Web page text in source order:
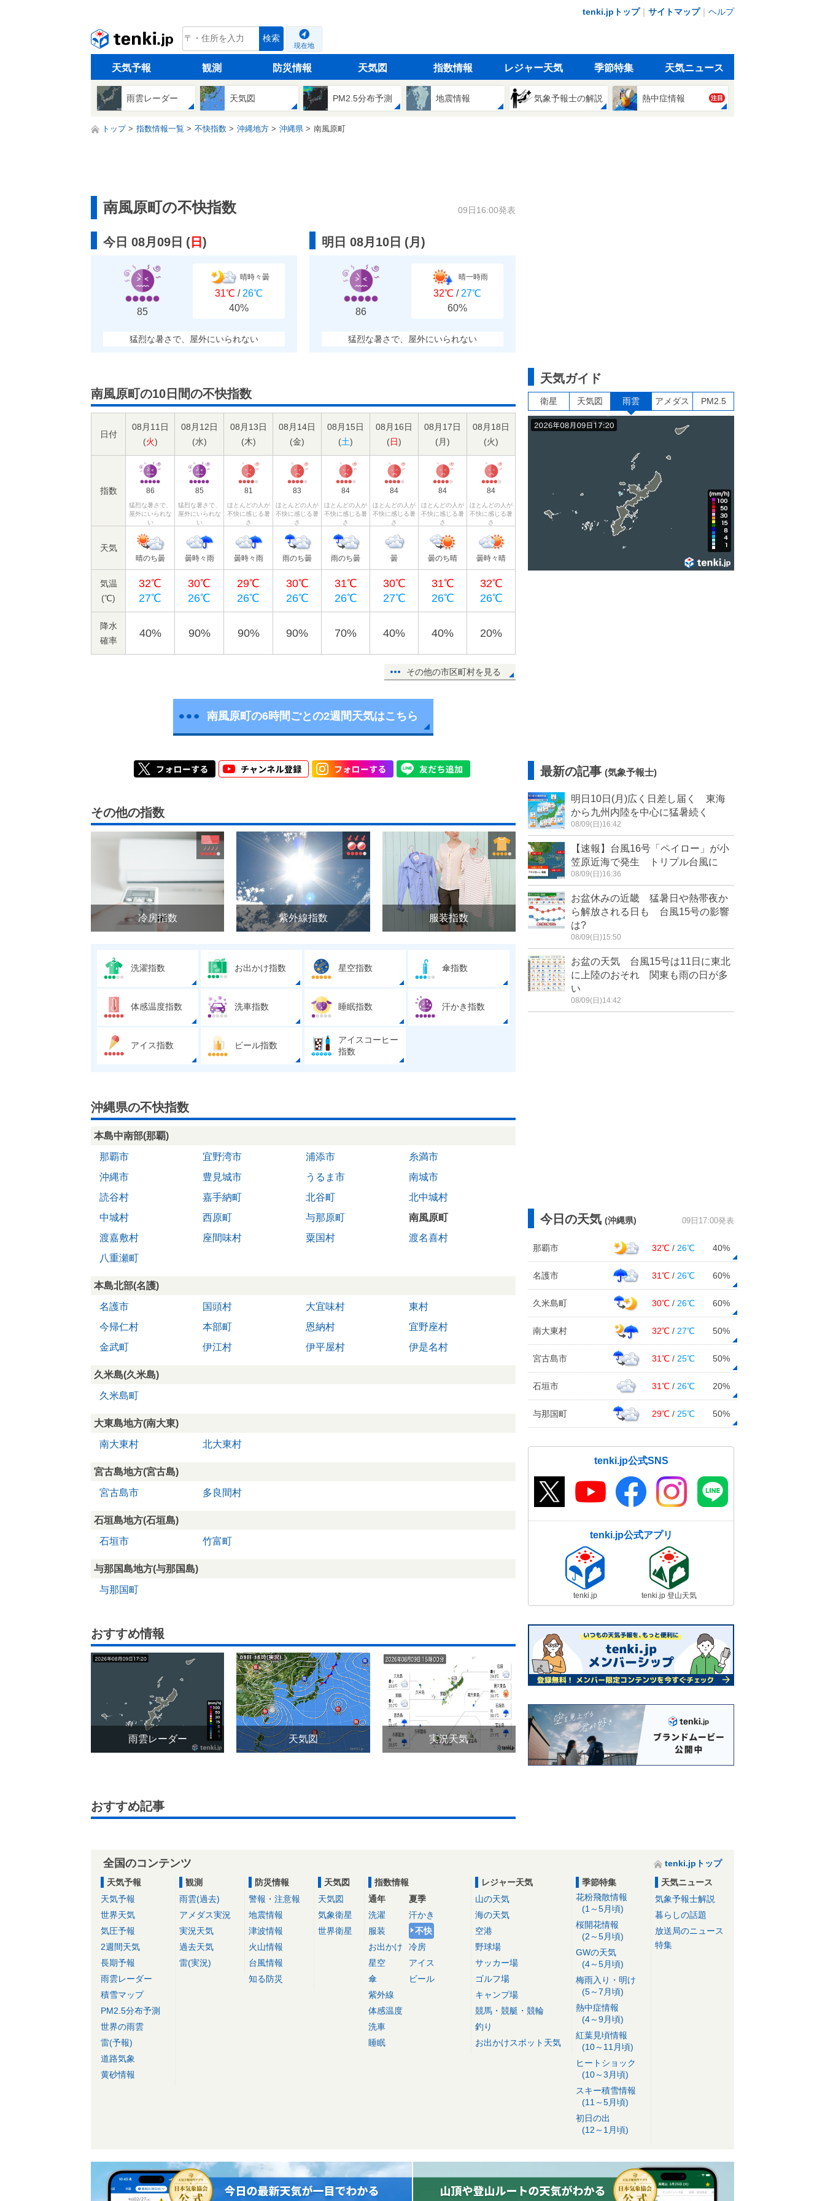
tenki.jpトップ｜ サイトマップ｜ ヘルプ
tenki.jp 検索
現在地
天気予報 観測 防災情報 天気図 指数情報 レジャー天気 季節特集 天気ニュース
雨雲レーダー 天気図 PM2.5分布予測 地震情報 気象予報士の解説 熱中症情報 注目
トップ 指数情報一覧 不快指数 沖縄地方 沖縄県 南風原町
南風原町の不快指数 09日16:00発表
今日 08月09日 ( 日 )
85
晴時々曇
31℃ / 26℃
40%
猛烈な暑さで、屋外にいられない
明日 08月10日 (月 )
86
晴一時雨
32℃ / 27℃
60%
猛烈な暑さで、屋外にいられない
南風原町の10日間の不快指数
日付
08月11日
(火)
08月12日
(水)
08月13日
(木)
08月14日
(金)
08月15日
(土)
08月16日
(日)
08月17日
(月)
08月18日
(火)
指数 86
猛烈な暑さで、
屋外にいられな
い
85
猛烈な暑さで、
屋外にいられな
い
81
ほとんどの人が
不快に感じる暑
さ
83
ほとんどの人が
不快に感じる暑
さ
84
ほとんどの人が
不快に感じる暑
さ
84
ほとんどの人が
不快に感じる暑
さ
84
ほとんどの人が
不快に感じる暑
さ
84
ほとんどの人が
不快に感じる暑
さ
天気
晴のち曇 曇時々雨 曇時々雨 雨のち曇 雨のち曇 曇 曇のち晴 曇時々晴
気温
(℃)
32℃
27℃
30℃
26℃
29℃
26℃
30℃
26℃
31℃
26℃
30℃
27℃
31℃
26℃
32℃
26℃
降水
確率
40% 90% 90% 90% 70% 40% 40% 20%
その他の市区町村を見る
南風原町の6時間ごとの2週間天気はこちら
その他の指数
冷房指数 紫外線指数 服装指数
洗濯指数 お出かけ指数 星空指数 傘指数
体感温度指数 洗車指数 睡眠指数 汗かき指数
アイス指数 ビール指数
アイスコーヒー
指数
沖縄県の不快指数
本島中南部(那覇)
那覇市
宜野湾市 浦添市
糸満市
沖縄市
豊見城市 うるま市
南城市
読谷村
嘉手納町 北谷町
北中城村
中城村
西原町 与那原町
南風原町
渡嘉敷村
座間味村 粟国村
渡名喜村
八重瀬町
本島北部(名護)
名護市
国頭村 大宜味村
東村
今帰仁村
本部町 恩納村
宜野座村
金武町
伊江村 伊平屋村 伊是名村
久米島(久米島)
久米島町
大東島地方(南大東)
南大東村
北大東村
宮古島地方(宮古島)
宮古島市
多良間村
石垣島地方(石垣島)
石垣市
竹富町
与那国島地方(与那国島)
与那国町
おすすめ情報
雨雲レーダー 天気図 実況天気
おすすめ記事
天気ガイド
衛星 天気図 雨雲 アメダス PM2.5
最新の記事 (気象予報士)
明日10日(月)広く日差し届く 東海
から九州内陸を中心に猛暑続く
08/09(日)16:42
【速報】台風16号「ペイロー」が小
笠原近海で発生 トリプル台風に
08/09(日)16:36
お盆休みの近畿 猛暑日や熱帯夜か
ら解放される日も 台風15号の影響
は?
08/09(日)15:50
お盆の天気 台風15号は11日に東北
に上陸のおそれ 関東も雨の日が多
い
08/09(日)14:42
今日の天気 (沖縄県) 09日17:00発表
那覇市 32℃ / 26℃ 40%
名護市 31℃ / 26℃ 60%
久米島町 30℃ / 26℃ 60%
南大東村 32℃ / 27℃ 50%
宮古島市 31℃ / 25℃ 50%
石垣市 31℃ / 26℃ 20%
与那国町 29℃ / 25℃ 50%
tenki.jp公式SNS
tenki.jp公式アプリ
tenki.jp tenki.jp 登山天気
全国のコンテンツ
tenki.jpトップ
天気予報
天気予報
世界天気
気圧予報
2週間天気
長期予報
雨雲レーダー
積雪マップ
PM2.5分布予測
世界の雨雲
雷(予報)
道路気象
黄砂情報
観測
雨雲(過去)
アメダス実況
実況天気
過去天気
雷(実況)
防災情報
警報・注意報
地震情報
津波情報
火山情報
台風情報
知る防災
天気図
天気図
気象衛星
世界衛星
指数情報
通年
洗濯
服装
お出かけ
星空
傘
紫外線
体感温度
洗車
睡眠
夏季
汗かき
不快
冷房
アイス
ビール
レジャー天気
山の天気
海の天気
空港
野球場
サッカー場
ゴルフ場
キャンプ場
競馬・競艇・競輪
釣り
お出かけスポット天気
季節特集
花粉飛散情報
(1～5月頃)
桜開花情報
(2～5月頃)
GWの天気
(4～5月頃)
梅雨入り・明け
(5～7月頃)
熱中症情報
(4～9月頃)
紅葉見頃情報
(10～11月頃)
ヒートショック
(10～3月頃)
スキー積雪情報
(11～5月頃)
初日の出
(12～1月頃)
天気ニュース
気象予報士解説
暮らしの話題
放送局のニュース
特集